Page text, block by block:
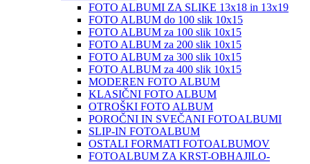
FOTO ALBUMI ZA SLIKE 13x18 in 13x19
FOTO ALBUM do 100 slik 10x15
FOTO ALBUM za 100 slik 10x15
FOTO ALBUM za 200 slik 10x15
FOTO ALBUM za 300 slik 10x15
FOTO ALBUM za 400 slik 10x15
MODEREN FOTO ALBUM
KLASIČNI FOTO ALBUM
OTROŠKI FOTO ALBUM
POROČNI IN SVEČANI FOTOALBUMI
SLIP-IN FOTOALBUM
OSTALI FORMATI FOTOALBUMOV
FOTOALBUM ZA KRST-OBHAJILO-